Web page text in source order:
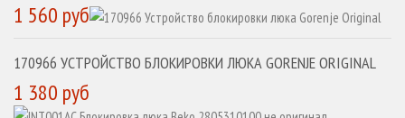
1 560 руб
170966 УСТРОЙСТВО БЛОКИРОВКИ ЛЮКА GORENJE ORIGINAL
1 380 руб